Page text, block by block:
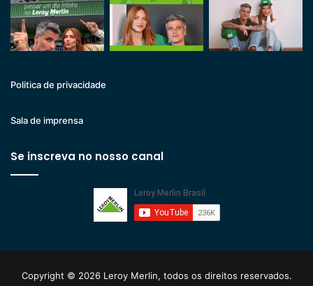
Politica de privacidade
Sala de imprensa
Se inscreva no nosso canal
Copyright © 2026 Leroy Merlin, todos os direitos reservados.